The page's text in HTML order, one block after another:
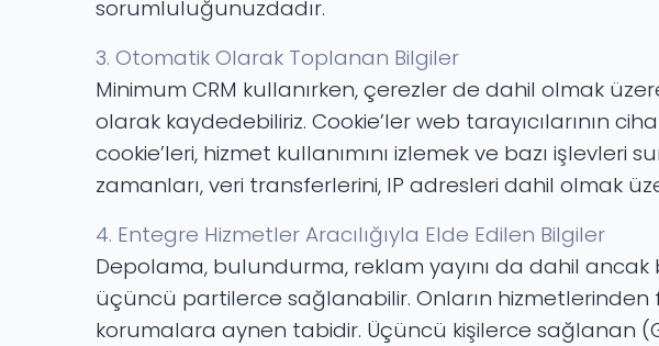
sorumluluğunuzdadır.
3. Otomatik Olarak Toplanan Bilgiler
Minimum CRM kullanırken, çerezler de dahil olmak
olarak kaydedebiliriz. Cookie’ler web tarayıcılarının
cookie’leri, hizmet kullanımını izlemek ve bazı
zamanları, veri transferlerini, IP adresleri dahil olmak
4. Entegre Hizmetler Aracılığıyla Elde Edilen Bilgiler
Depolama, bulundurma, reklam yayını da dahil ancak
üçüncü partilerce sağlanabilir. Onların hizmetlerinden
korumalara aynen tabidir. Üçüncü kişilerce sağlanan